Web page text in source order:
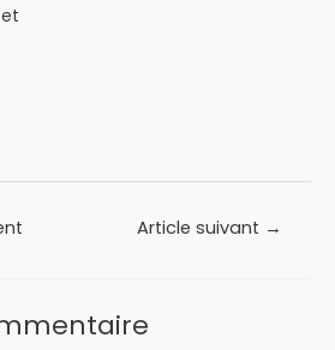
Article suivant →